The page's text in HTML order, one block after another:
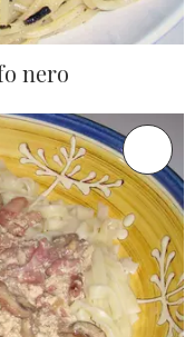
nero